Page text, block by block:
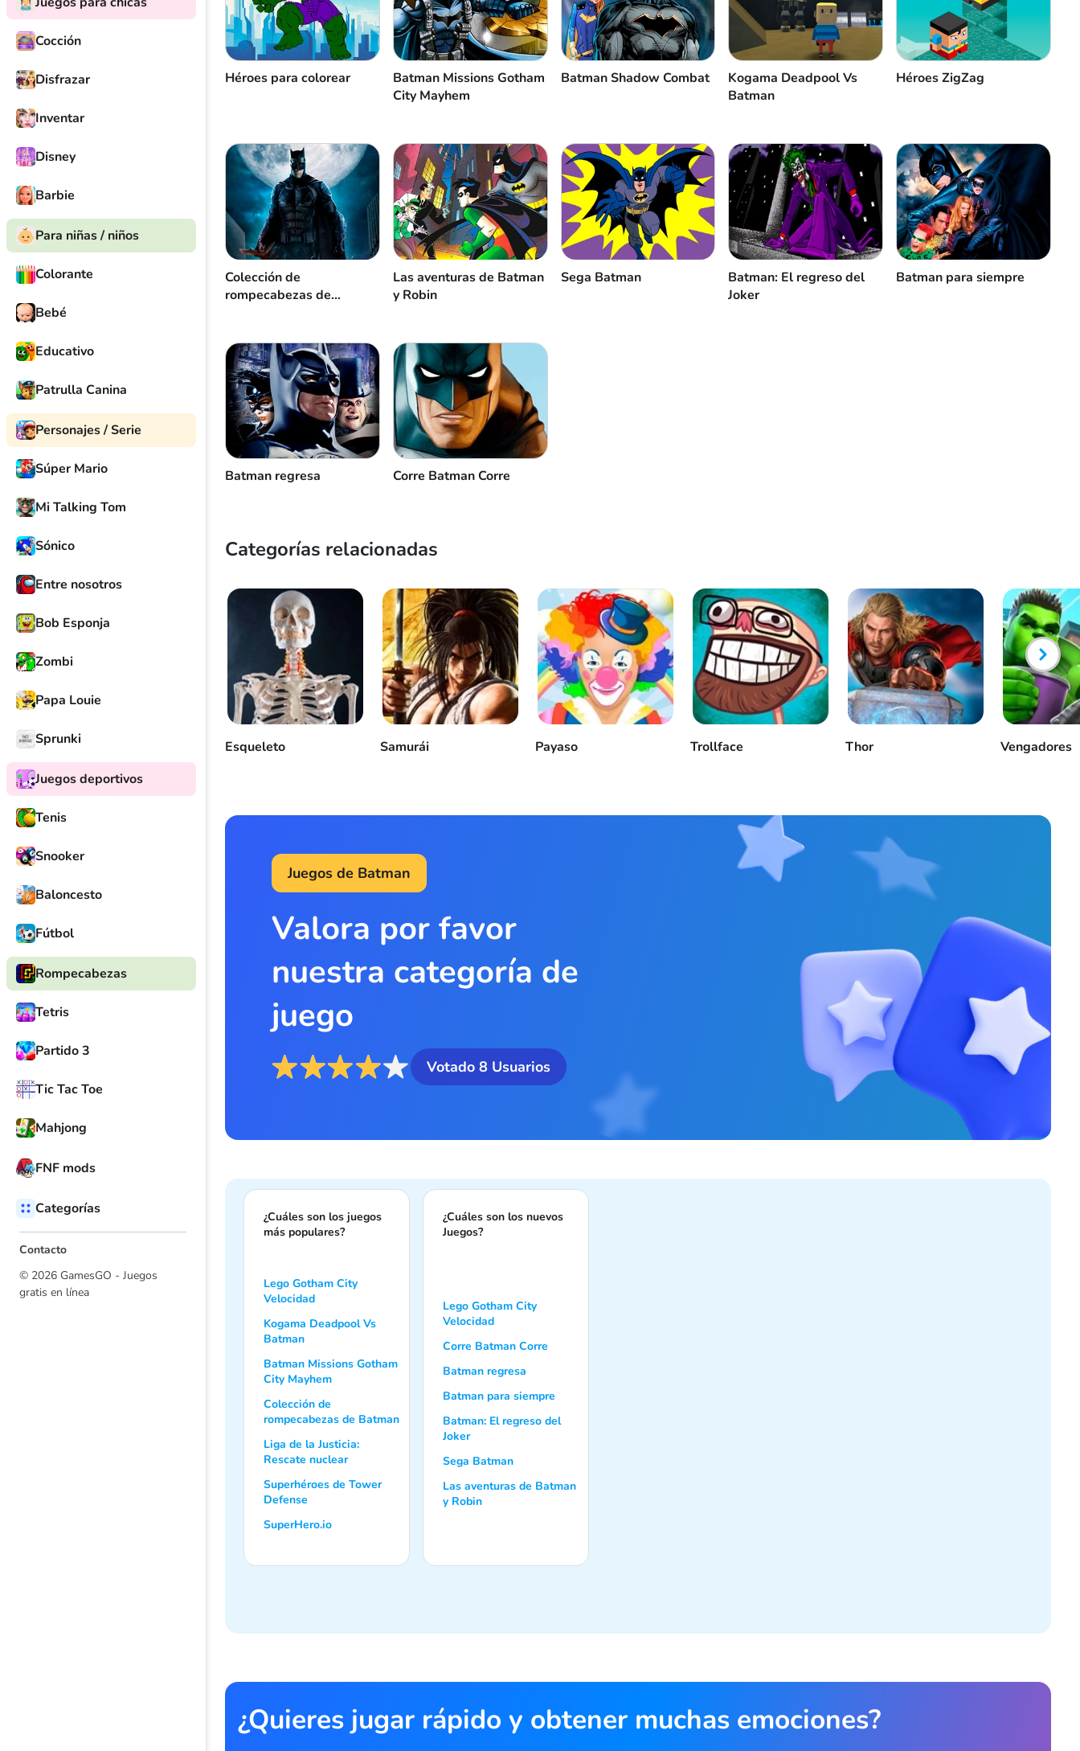
Cocción
Disfrazar
Inventar
Disney
Barbie
Para niñas / niños
Colorante
Bebé
Educativo
Patrulla Canina
Personajes / Serie
Súper Mario
Mi Talking Tom
Sónico
Entre nosotros
Bob Esponja
Zombi
Papa Louie
Sprunki
Juegos deportivos
Tenis
Snooker
Baloncesto
Fútbol
Rompecabezas
Tetris
Partido 3
Tic Tac Toe
Mahjong
FNF mods
Categorías
Contacto
© 2026 GamesGO - Juegos
gratis en línea
Héroes para colorear
Batman Missions Gotham
City Mayhem
Batman Shadow Combat
Kogama Deadpool Vs
Batman
Héroes ZigZag
Colección de
rompecabezas de
Las aventuras de Batman
y Robin
Sega Batman
Batman: El regreso del
Joker
Batman para siempre
Batman regresa Corre Batman Corre
Categorías relacionadas
Esqueleto Samurái Payaso Trollface Thor Vengadores
Juegos de Batman
Valora por favor
nuestra categoría de
juego
Votado 8 Usuarios
¿Cuáles son los juegos
más populares?
Lego Gotham City
Velocidad
Kogama Deadpool Vs
Batman
Batman Missions Gotham
City Mayhem
Colección de
rompecabezas de Batman
Liga de la Justicia:
Rescate nuclear
Superhéroes de Tower
Defense
SuperHero.io
¿Cuáles son los nuevos
Juegos?
Lego Gotham City
Velocidad
Corre Batman Corre
Batman regresa
Batman para siempre
Batman: El regreso del
Joker
Sega Batman
Las aventuras de Batman
y Robin
¿Quieres jugar rápido y obtener muchas emociones?